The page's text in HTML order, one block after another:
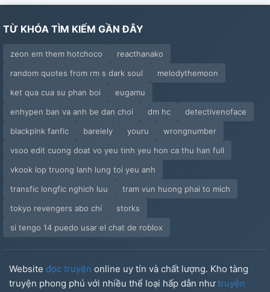
TỪ KHÓA TÌM KIẾM GẦN ĐÂY
zeon em them hotchoco
reacthanako
random quotes from rm s dark soul
melodythemoon
ket qua cua su phan boi
eugamu
enhypen ban va anh be dan choi
dm hc
detectivenoface
blackpink fanfic
bareiely youru
wrongnumber
vsoo edit cuong doat vo yeu tinh yeu hon ca thu han full
vkook lop truong lanh lung toi yeu anh
transfic longfic nghich luu
tram vun huong phai to mich
tokyo revengers abo chi
storks
si tengo 14 puedo usar el chat de roblox
Website đọc truyện online uy tín và chất lượng. Kho tàng
truyện phong phú với nhiều thể loại hấp dẫn nhưtruyện